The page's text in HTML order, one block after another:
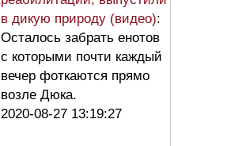
в дикую природу (видео):
Осталось забрать енотов
с которыми почти каждый
вечер фоткаются прямо
возле Дюка.
2020-08-27 13:19:27